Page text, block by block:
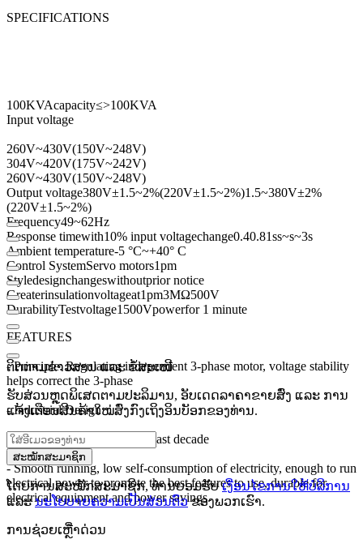
SPECIFICATIONS
100KVAcapacity≤>100KVA
Input voltage
260V~430V(150V~248V)
304V~420V(175V~242V)
260V~430V(150V~248V)
Output voltage380V±1.5~2%(220V±1.5~2%)1.5~380V±2%
(220V±1.5~2%)
Frequency49~62Hz
Response timewith10% input voltagechange0.40.81ss~s~3s
Ambient temperature-5 °C~+40° C
Control SystemServo motors1pm
Styledesignchangeswithoutprior notice
Greaterinsulationvoltageat1pm3MΩ500V
DurabilityTestvoltage1500Vpowerfor 1 minute
FEATURES
- Principle: Regulating independent 3-phase motor, voltage stability
helps correct the 3-phase
- Industrial Design
- Quality is confirmed last decade
- Smooth running, low self-consumption of electricity, enough to run
electrical power to promote the best features to use, durable for
electrical equipment and power savings.
ຕິດຕາມຂ່າວສານ ແລະ ຂໍ້ສະເໜີ
ຮັບສ່ວນຫຼຸດພິເສດຕາມປະລິມານ, ອັບເດດລາຄາຂາຍສົ່ງ ແລະ ການ
ແຈ້ງເຕືອນສິນຄ້າໃໝ່ສົ່ງກົງເຖິງອິນບັອກຂອງທ່ານ.
ສະໝັກສະມາຊິກ
ໂດຍການສະໝັກສະມາຊິກ, ທ່ານຍອມຮັບເງື່ອນໄຂການໃຫ້ບໍລິການ
ແລະນະໂຍບາຍຄວາມເປັນສ່ວນຕົວຂອງພວກເຮົາ.
ການຊ່ວຍເຫຼືໍາດ່ວນ